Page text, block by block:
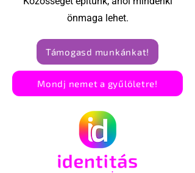
önmaga lehet.
Támogasd munkánkat!
Mondj nemet a gyűlöletre!